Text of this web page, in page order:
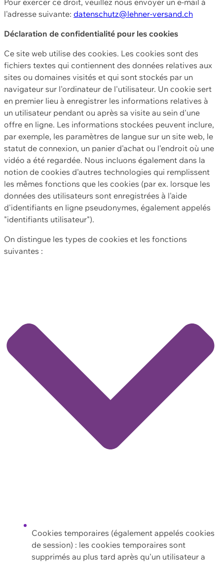
l'adresse suivante: datenschutz@lehner-versand.ch
Déclaration de confidentialité pour les cookies
Ce site web utilise des cookies. Les cookies sont des
fichiers textes qui contiennent des données relatives aux
sites ou domaines visités et qui sont stockés par un
navigateur sur l'ordinateur de l'utilisateur. Un cookie sert
en premier lieu à enregistrer les informations relatives à
un utilisateur pendant ou après sa visite au sein d'une
offre en ligne. Les informations stockées peuvent inclure,
par exemple, les paramètres de langue sur un site web, le
statut de connexion, un panier d'achat ou l'endroit où une
vidéo a été regardée. Nous incluons également dans la
notion de cookies d'autres technologies qui remplissent
les mêmes fonctions que les cookies (par ex. lorsque les
données des utilisateurs sont enregistrées à l'aide
d'identifiants en ligne pseudonymes, également appelés
"identifiants utilisateur").
On distingue les types de cookies et les fonctions
suivantes :
Cookies temporaires (également appelés cookies
de session) : les cookies temporaires sont
supprimés au plus tard après qu'un utilisateur a